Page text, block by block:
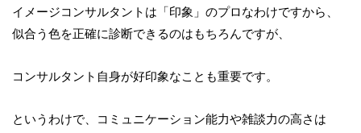
イメージコンサルタントは「印象」のプロなわけですから、
似合う色を正確に診断できるのはもちろんですが、
コンサルタント自身が好印象なことも重要です。
というわけで、コミュニケーション能力や雑談力の高さは